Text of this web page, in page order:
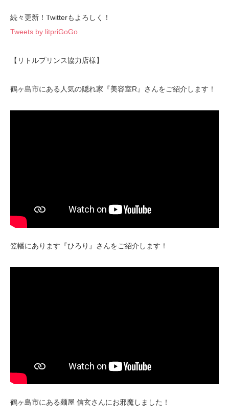
続々更新！Twitterもよろしく！
Tweets by litpriGoGo
【リトルプリンス協力店様】
鶴ヶ島市にある人気の隠れ家『美容室R』さんをご紹介します！
笠幡にあります『ひろり』さんをご紹介します！
鶴ヶ島市にある麺屋 信玄さんにお邪魔しました！